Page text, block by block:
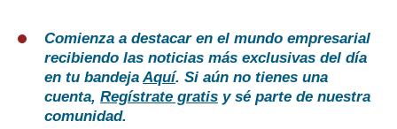
Comienza a destacar en el mundo empresarial
recibiendo las noticias más exclusivas del día
en tu bandejaAquí. Si aún no tienes una
cuenta, Regístrate gratis y sé parte de nuestra
comunidad.